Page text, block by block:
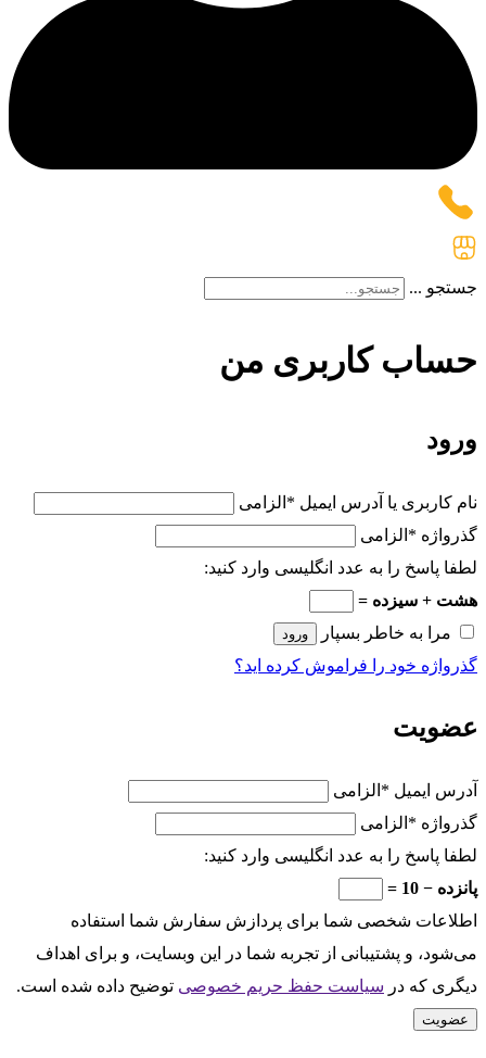
جستجو ...
حساب کاربری من
ورود
نام کاربری یا آدرس ایمیل * الزامی
گذرواژه * الزامی
لطفا پاسخ را به عدد انگلیسی وارد کنید:
هشت + سیزده =
مرا به خاطر بسپار
ورود
گذرواژه خود را فراموش کرده اید؟
عضویت
آدرس ایمیل * الزامی
گذرواژه * الزامی
لطفا پاسخ را به عدد انگلیسی وارد کنید:
پانزده − 10 =
اطلاعات شخصی شما برای پردازش سفارش شما استفاده
می‌شود، و پشتیبانی از تجربه شما در این وبسایت، و برای اهداف
دیگری که در سیاست حفظ حریم خصوصی توضیح داده شده است.
عضویت